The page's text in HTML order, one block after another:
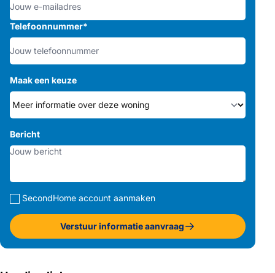
Telefoonnummer*
Maak een keuze
Bericht
SecondHome account aanmaken
Verstuur informatie aanvraag